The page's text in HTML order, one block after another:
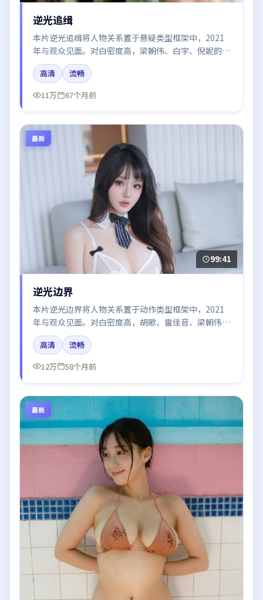
逆光追缉
本片逆光追缉将人物关系置于悬疑类型框架中，2021
年与观众见面。对白密度高，梁朝伟、白宇、倪妮的台
词节奏值得关注；整体气质偏英国都市与冷色调摄影。
高清
流畅
11万
67个月前
最新
99:41
逆光边界
本片逆光边界将人物关系置于动作类型框架中，2021
年与观众见面。对白密度高，胡歌、雷佳音、梁朝伟、
段奕宏、张子枫的台词节奏值得关注；整体气质偏日本
都市与冷色调摄影。
高清
流畅
12万
58个月前
最新